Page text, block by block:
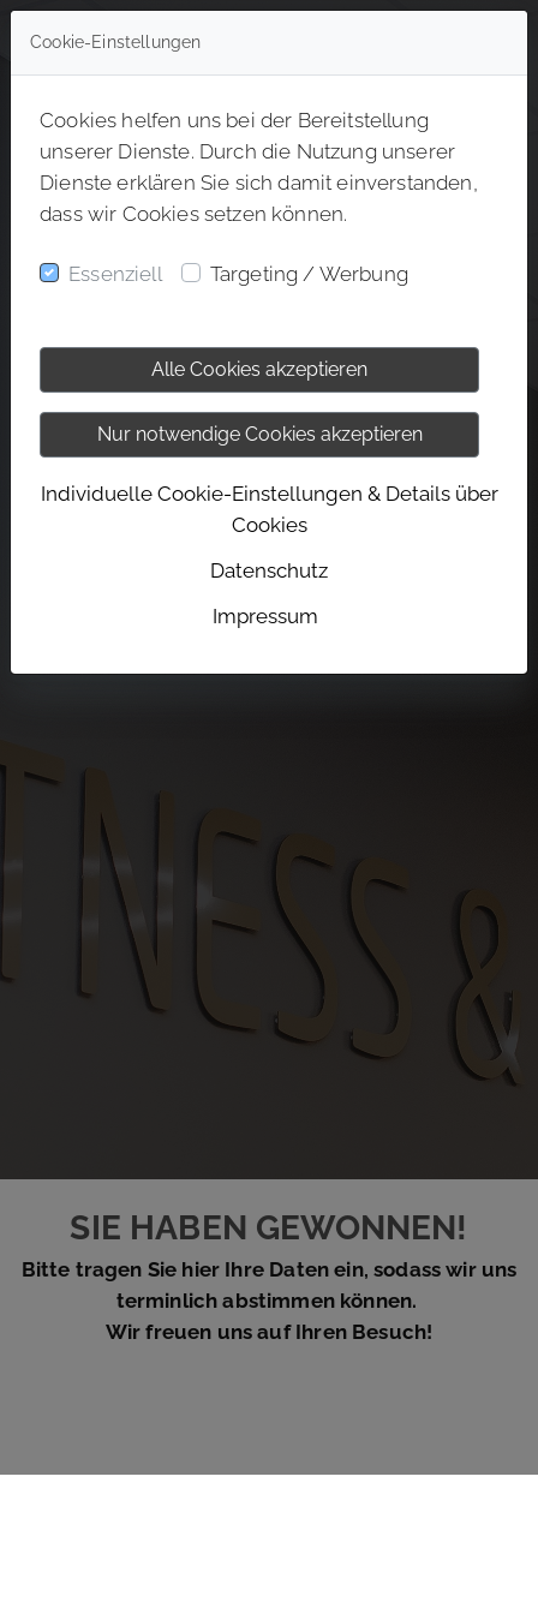
HERZLICHEN
GLÜCKWUNSCH!
SIE HABEN GEWONNEN!
Bitte tragen Sie hier Ihre Daten ein, sodass wir uns
terminlich abstimmen können.
Wir freuen uns auf Ihren Besuch!
Cookie-Einstellungen
Cookies helfen uns bei der Bereitstellung
unserer Dienste. Durch die Nutzung unserer
Dienste erklären Sie sich damit einverstanden,
dass wir Cookies setzen können.
Essenziell Targeting / Werbung
Alle Cookies akzeptieren
Nur notwendige Cookies akzeptieren
Individuelle Cookie-Einstellungen & Details über
Cookies
Datenschutz
Impressum